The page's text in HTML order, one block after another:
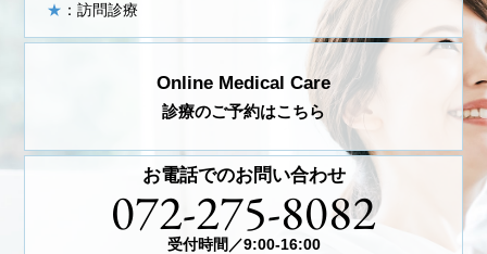
★ ：訪問診療
Online Medical Care
診療のご予約はこちら
お電話でのお問い合わせ
072-275-8082
受付時間／9:00-16:00